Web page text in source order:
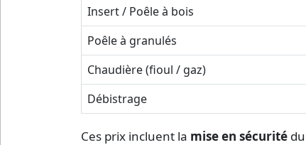
Insert / Poêle à bois
Poêle à granulés
Chaudière (fioul / gaz)
Débistrage
Ces prix incluent la mise en sécurité